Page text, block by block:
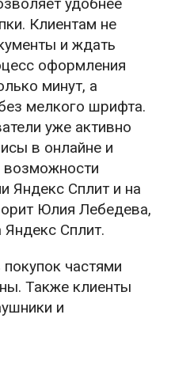
Клиентам не
и ждать
оформления
минут, а
мелкого шрифта.
уже активно
в онлайне и
возможности
Яндекс Сплит и на
Юлия Лебедева,
Яндекс Сплит.
частями
Также клиенты
и